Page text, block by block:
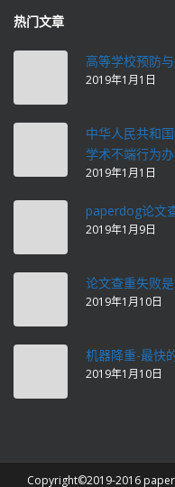
热门文章
高等学校预防
2019年1月1日
中华人民共和
学术不端行为
2019年1月1日
paperdog论文
2019年1月9日
论文查重失败
2019年1月10日
机器降重-最快
2019年1月10日
Copyright©2019-2016